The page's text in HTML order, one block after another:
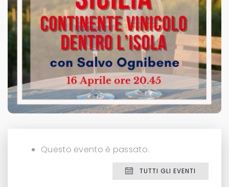
Questo evento è passato.
TUTTI GLI EVENTI